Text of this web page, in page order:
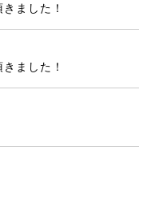
ました！
ました！